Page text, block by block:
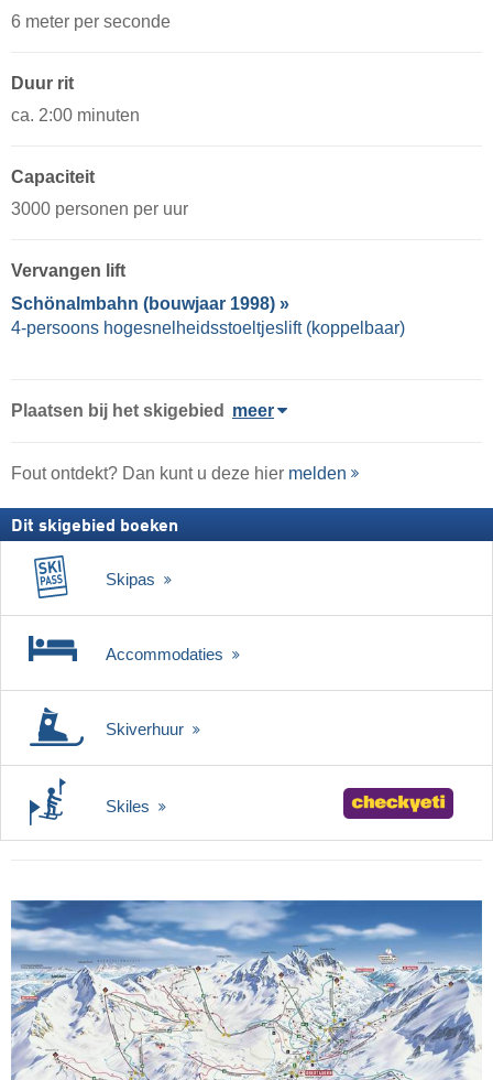
6 meter per seconde
Duur rit
ca. 2:00 minuten
Capaciteit
3000 personen per uur
Vervangen lift
Schönalmbahn (bouwjaar 1998) »
4-persoons hogesnelheidsstoeltjeslift (koppelbaar)
Plaatsen bij het skigebied meer
Fout ontdekt? Dan kunt u deze hier melden
Dit skigebied boeken
Skipas
Accommodaties
Skiverhuur
Skiles